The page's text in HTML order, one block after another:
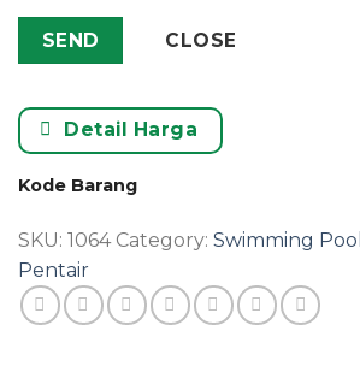
CLOSE
Detail Harga
Kode Barang
SKU: 1064 Category: Swimming
Pentair